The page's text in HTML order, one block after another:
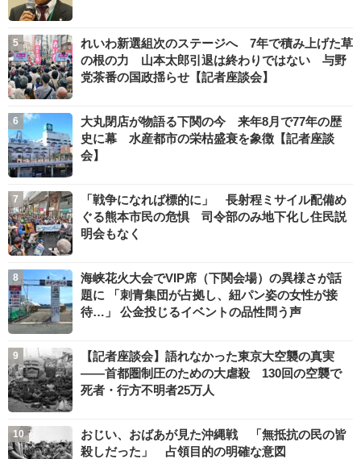
れいわ新選組次のステージへ 7年で積み上げた草
の根の力 山本太郎引退は終わりではない 与野
党茶番の国政揺らせ【記者座談会】
大丸閉店が物語る下関の今 来年8月で77年の歴
史に幕 水産都市の栄枯盛衰を象徴【記者座談
会】
「戦争になれば標的に」 長射程ミサイル配備め
ぐる熊本市民の危惧 司令部のみ地下化し住民説
明会もなく
海峡花火大会でVIP席（下関会場）の異様さが話
題に 「刺青集団が占拠し、紐パン姿の女性が接
待…」 公金投じるイベントの品性問う声
【記者座談会】語れなかった東京大空襲の真実
――首都圏制圧のための大虐殺 130回の空襲で
死者・行方不明者25万人
おじい、おばあが見た沖縄戦 「無抵抗の民の皆
殺しだった」 占領目的の明確な意図